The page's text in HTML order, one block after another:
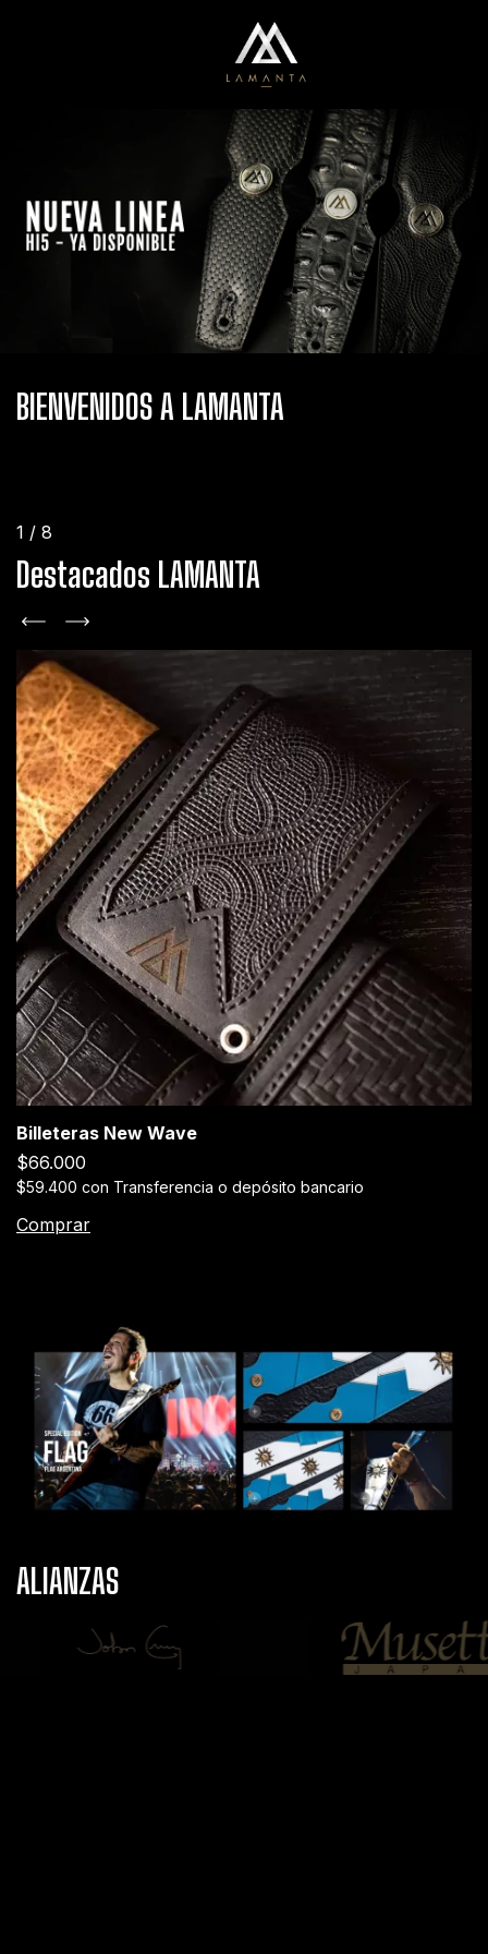
BIENVENIDOS A LAMANTA
1 / 8
Destacados LAMANTA
Billeteras New Wave
$66.000
$59.400 con Transferencia o depósito bancario
Comprar
ALIANZAS